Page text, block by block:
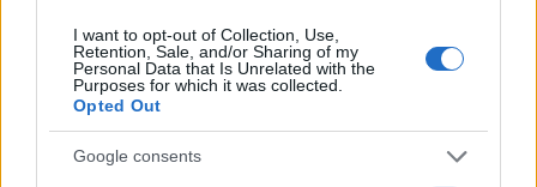
I want to opt-out of Collection, Use,
Retention, Sale, and/or Sharing of my
Personal Data that Is Unrelated with the
Purposes for which it was collected.
Opted Out
Google consents
της Ζωής μας
Οι άνθρωποι, οι αυθεντικές ιστορίες,
το ελληνικό καλοκαίρι και ένας